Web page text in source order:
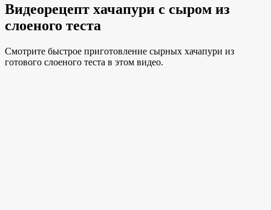
Видеорецепт хачапури с сыром из
слоеного теста
Смотрите быстрое приготовление сырных хачапури из
готового слоеного теста в этом видео.